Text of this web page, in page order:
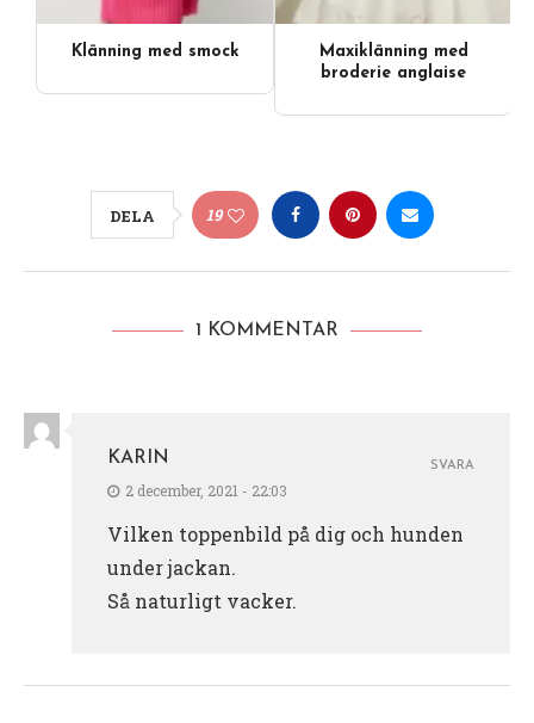
Klänning med smock
Maxiklänning med
broderie anglaise
DELA 19
1 KOMMENTAR
KARIN
2 december, 2021 - 22:03
Vilken toppenbild på dig och hunden
under jackan.
Så naturligt vacker.
SVARA